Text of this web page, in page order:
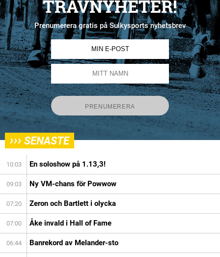
TRAVNYHETER!
Prenumerera gratis på Sulkysports nyhetsbrev
››› SENASTE
10:03 En soloshow på 1.13,3!
09:03 Ny VM-chans för Powwow
07:20 Zeron och Bartlett i olycka
07:00 Åke invald i Hall of Fame
06:44 Banrekord av Melander-sto